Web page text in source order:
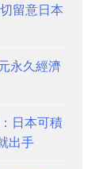
留意日本
永久經濟
日本可積
出手